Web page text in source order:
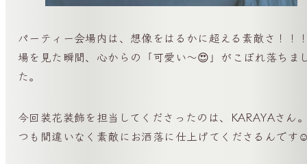
パーティー会場内は、想像をはるかに超える素敵さ！！
場を見た瞬間、心からの「可愛い〜😍」がこぼれ落ちま
た。
今回装花装飾を担当してくださったのは、KARAYAさん
つも間違いなく素敵にお洒落に仕上げてくださるんです